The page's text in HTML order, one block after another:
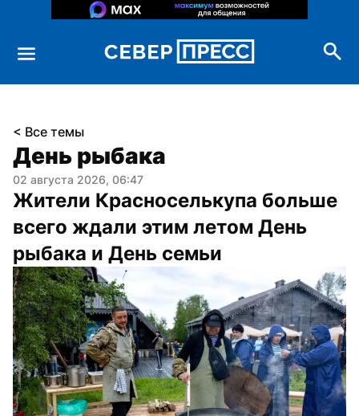
< Все темы
День рыбака
02 августа 2026, 06:47
Жители Красноселькупа больше
всего ждали этим летом День
рыбака и День семьи